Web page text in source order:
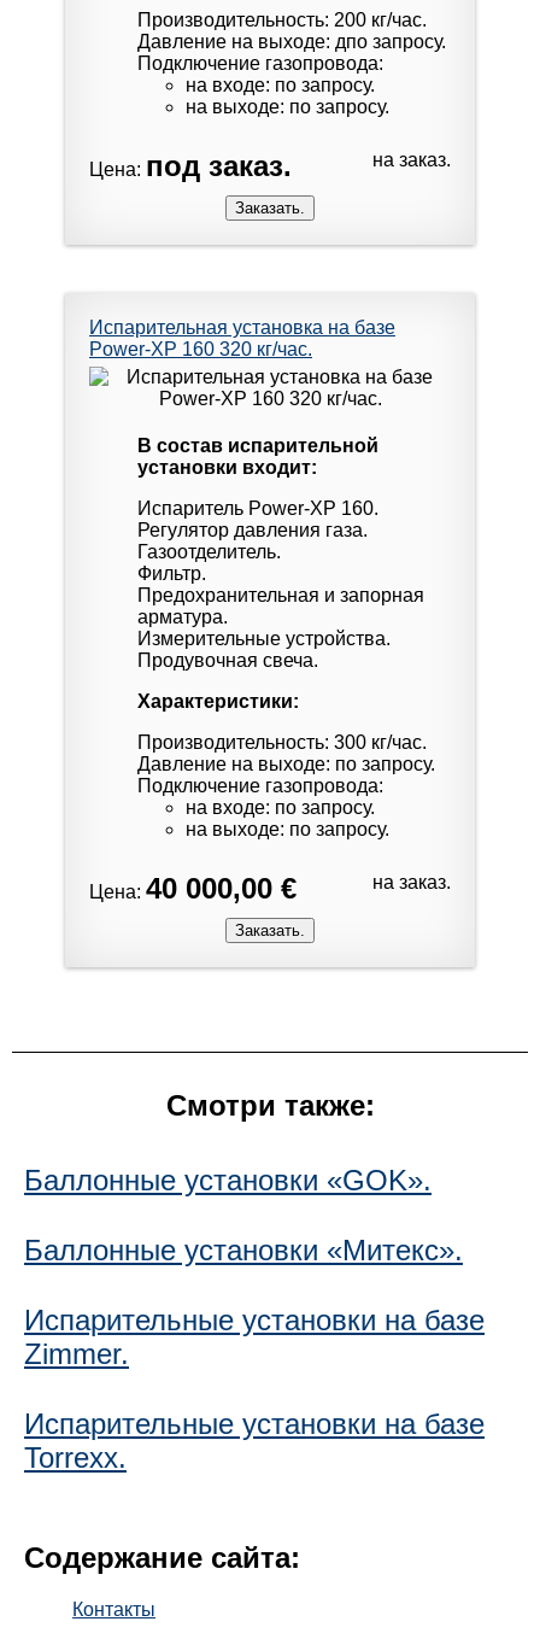
Производительность: 200 кг/час.
Давление на выходе: дпо запросу.
Подключение газопровода:
на входе: по запросу.
на выходе: по запросу.
Цена: под заказ. на заказ.
Испарительная установка на базе
Power-XP 160 320 кг/час.
В состав испарительной
установки входит:
Испаритель Power-XP 160.
Регулятор давления газа.
Газоотделитель.
Фильтр.
Предохранительная и запорная
арматура.
Измерительные устройства.
Продувочная свеча.
Характеристики:
Производительность: 300 кг/час.
Давление на выходе: по запросу.
Подключение газопровода:
на входе: по запросу.
на выходе: по запросу.
Цена: 40 000,00 € на заказ.
Смотри также:
Баллонные установки «GOK».
Баллонные установки «Митекс».
Испарительные установки на базе
Zimmer.
Испарительные установки на базе
Torrexx.
Содержание сайта:
Контакты